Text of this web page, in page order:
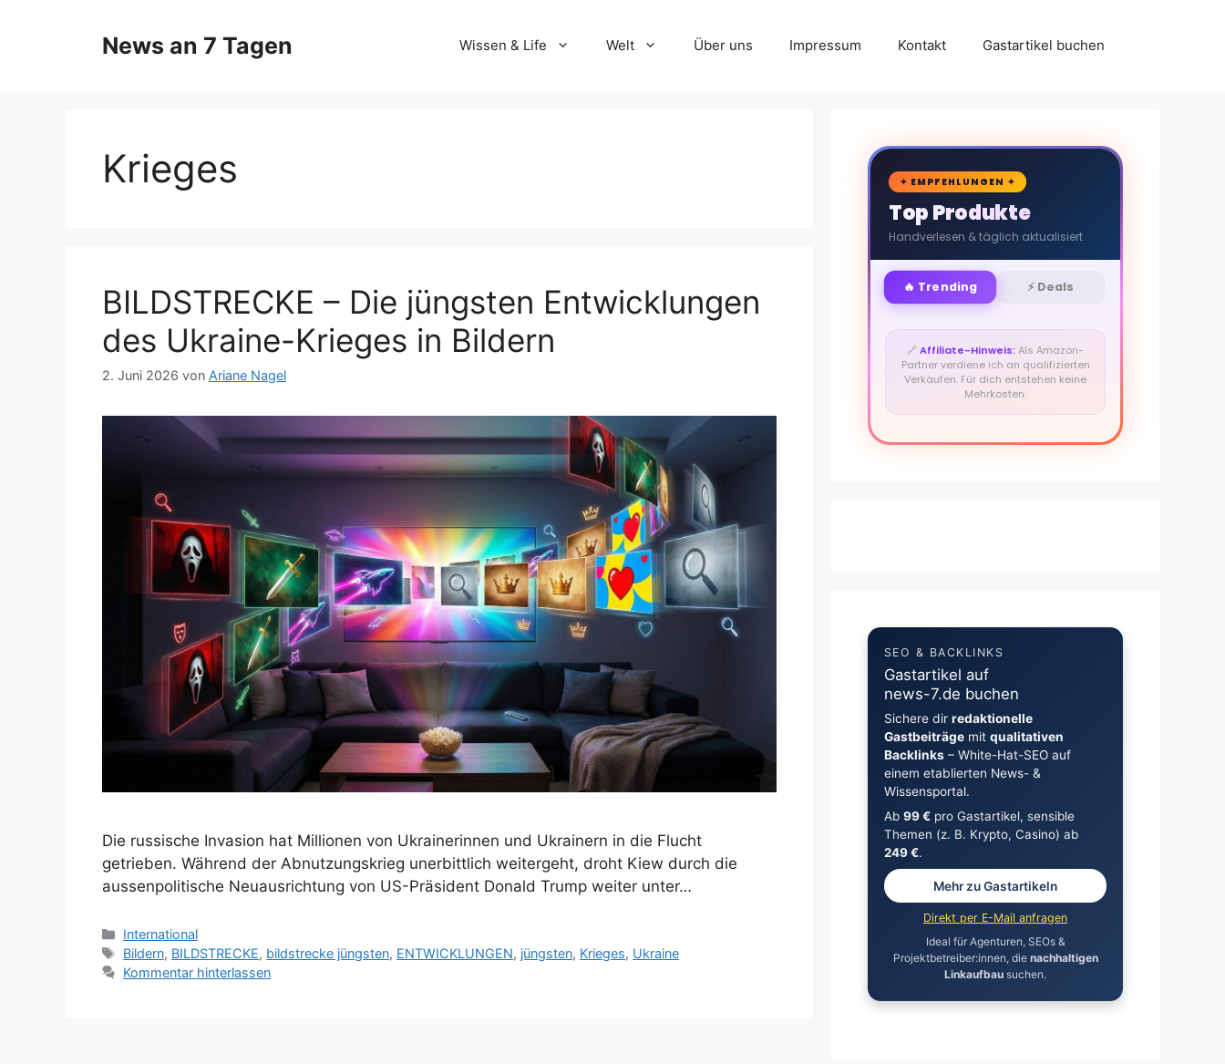
News an 7 Tagen Wissen & Life Welt Über uns Impressum Kontakt Gastartikel buchen
Krieges
BILDSTRECKE – Die jüngsten Entwicklungen
des Ukraine-Krieges in Bildern
2. Juni 2026 von Ariane Nagel
Die russische Invasion hat Millionen von Ukrainerinnen und Ukrainern in die Flucht
getrieben. Während der Abnutzungskrieg unerbittlich weitergeht, droht Kiew durch die
aussenpolitische Neuausrichtung von US-Präsident Donald Trump weiter unter…
Kategorien
International
Schlagwörter
Bildern, BILDSTRECKE, bildstrecke jüngsten, ENTWICKLUNGEN, jüngsten, Krieges, Ukraine
Kommentar hinterlassen
🛒
✦ EMPFEHLUNGEN ✦
Top Produkte
Handverlesen & täglich aktualisiert
🔥 Trending ⚡ Deals
🔗Affiliate-Hinweis:Als Amazon-
Partner verdiene ich an qualifizierten
Verkäufen. Für dich entstehen keine
Mehrkosten.
SEO & BACKLINKS
Gastartikel auf
news-7.de buchen
Sichere dir redaktionelle
Gastbeiträgemit qualitativen
Backlinks– White-Hat-SEO auf
einem etablierten News- &
Wissensportal.
Ab 99 €pro Gastartikel, sensible
Themen (z. B. Krypto, Casino) ab
249 €.
Mehr zu Gastartikeln
Direkt per E-Mail anfragen
Ideal für Agenturen, SEOs &
Projektbetreiber:innen, die nachhaltigen
Linkaufbau suchen.